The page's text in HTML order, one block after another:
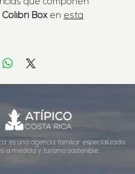
que componen
Colibrí Box en esta
es una agencia familiar especializada
a medida y turismo sostenible.